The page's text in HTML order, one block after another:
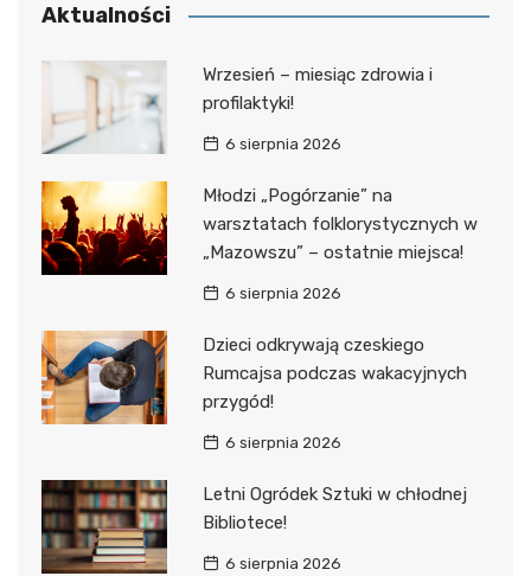
Aktualności
Wrzesień – miesiąc zdrowia i
profilaktyki!
6 sierpnia 2026
Młodzi „Pogórzanie” na
warsztatach folklorystycznych w
„Mazowszu” – ostatnie miejsca!
6 sierpnia 2026
Dzieci odkrywają czeskiego
Rumcajsa podczas wakacyjnych
przygód!
6 sierpnia 2026
Letni Ogródek Sztuki w chłodnej
Bibliotece!
6 sierpnia 2026